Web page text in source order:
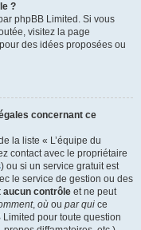
?
phpBB Limited. Si vous
visitez la page
des idées proposées ou
concernant ce
la liste « L’équipe du
contact avec le propriétaire
) ou si un service gratuit est
le service de gestion ou des
aucun contrôle et ne peut
, où ou par qui ce
pour toute question